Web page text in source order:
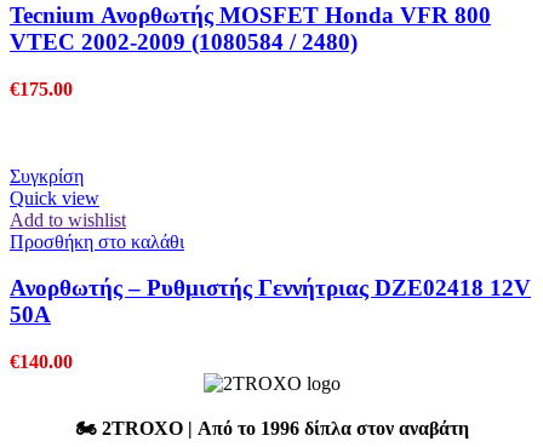
Tecnium Ανορθωτής MOSFET Honda VFR 800
VTEC 2002-2009 (1080584 / 2480)
€175.00
Συγκρίση
Quick view
Add to wishlist
Προσθήκη στο καλάθι
Ανορθωτής – Ρυθμιστής Γεννήτριας DZE02418 12V
50A
€140.00
🏍️ 2TROXO| Από το 1996 δίπλα στον αναβάτη